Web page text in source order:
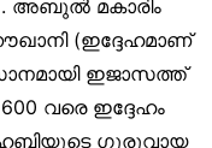
അബുല്‍ മകാരിം
(ഇദ്ദേഹമാണ്
ഇജാസത്ത്
വരെ ഇദ്ദേഹം
ദഹബിയുടെ ഗുരുവായ